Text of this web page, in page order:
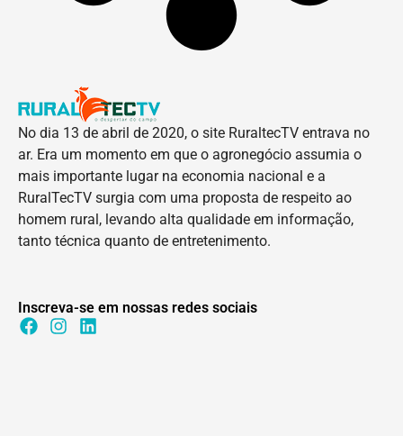
No dia 13 de abril de 2020, o site RuraltecTV entrava no
ar. Era um momento em que o agronegócio assumia o
mais importante lugar na economia nacional e a
RuralTecTV surgia com uma proposta de respeito ao
homem rural, levando alta qualidade em informação,
tanto técnica quanto de entretenimento.
Inscreva-se em nossas redes sociais